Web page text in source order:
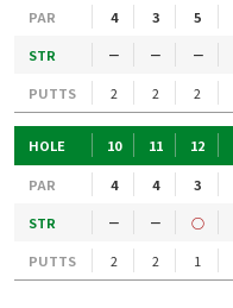
PAR 4 3 5
STR
－ － －
PUTTS
2 2 2
HOLE 10 11 12
PAR 4 4 3
STR
－ － ○
PUTTS
2 2 1